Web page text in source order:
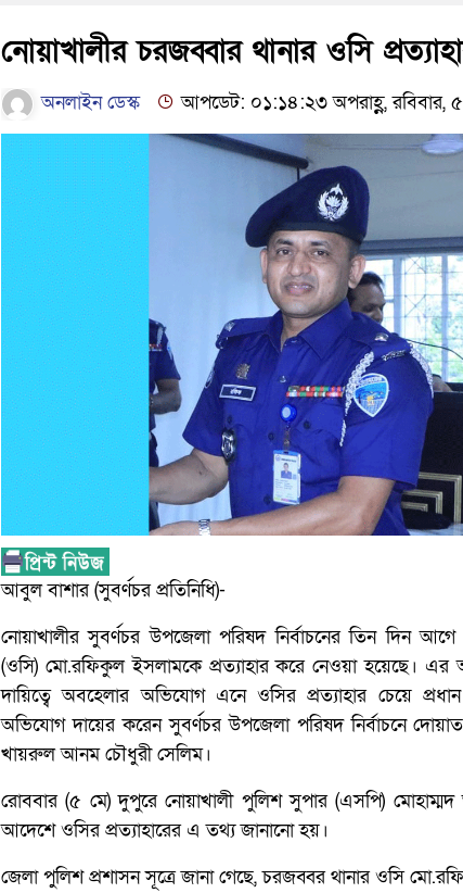
নোয়াখালীর চরজব্বার থানার ওসি
অনলাইন ডেস্ক আপডেট: ০১:১৪:২৩ অপরাহ্ণ, রবিবার,
আবুল বাশার (সুবর্ণচর প্রতিনিধি)-
নোয়াখালীর সুবর্ণচর উপজেলা পরিষদ নির্বাচনের তিন দিন আগে
(ওসি) মো.রফিকুল ইসলামকে প্রত্যাহার করে নেওয়া হয়েছে।
দায়িত্বে অবহেলার অভিযোগ এনে ওসির প্রত্যাহার চেয়ে
অভিযোগ দায়ের করেন সুবর্ণচর উপজেলা পরিষদ নির্বাচনে
খায়রুল আনম চৌধুরী সেলিম।
রোববার (৫ মে) দুপুরে নোয়াখালী পুলিশ সুপার (এসপি)
আদেশে ওসির প্রত্যাহারের এ তথ্য জানানো হয়।
জেলা পুলিশ প্রশাসন সূত্রে জানা গেছে, চরজব্বর থানার ওসি